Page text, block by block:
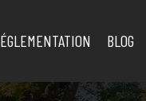
BLOG